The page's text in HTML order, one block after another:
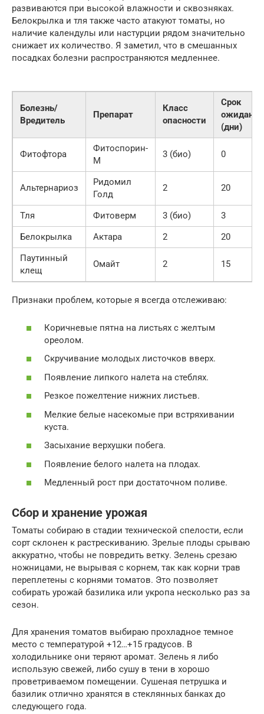
развиваются при высокой влажности и сквозняках.
Белокрылка и тля также часто атакуют томаты, но
наличие календулы или настурции рядом значительно
снижает их количество. Я заметил, что в смешанных
посадках болезни распространяются медленнее.
Болезнь/
Вредитель
Препарат
Класс
опасности
Срок
ожидания
(дни)
Фитофтора
Фитоспорин-
М
3 (био) 0
Альтернариоз
Ридомил
Голд
2 20
Тля Фитоверм 3 (био)
3
Белокрылка
Актара 2
20
Паутинный
клещ
Омайт 2 15
Признаки проблем, которые я всегда отслеживаю:
Коричневые пятна на листьях с желтым
ореолом.
Скручивание молодых листочков вверх.
Появление липкого налета на стеблях.
Резкое пожелтение нижних листьев.
Мелкие белые насекомые при встряхивании
куста.
Засыхание верхушки побега.
Появление белого налета на плодах.
Медленный рост при достаточном поливе.
Сбор и хранение урожая
Томаты собираю в стадии технической спелости, если
сорт склонен к растрескиванию. Зрелые плоды срываю
аккуратно, чтобы не повредить ветку. Зелень срезаю
ножницами, не вырывая с корнем, так как корни трав
переплетены с корнями томатов. Это позволяет
собирать урожай базилика или укропа несколько раз за
сезон.
Для хранения томатов выбираю прохладное темное
место с температурой +12…+15 градусов. В
холодильнике они теряют аромат. Зелень я либо
использую свежей, либо сушу в тени в хорошо
проветриваемом помещении. Сушеная петрушка и
базилик отлично хранятся в стеклянных банках до
следующего года.